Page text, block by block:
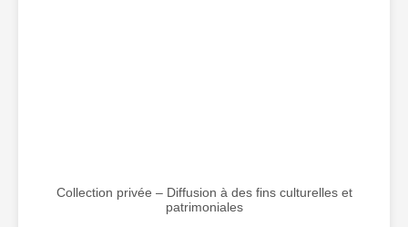
Collection privée – Diffusion à des fins culturelles et
patrimoniales